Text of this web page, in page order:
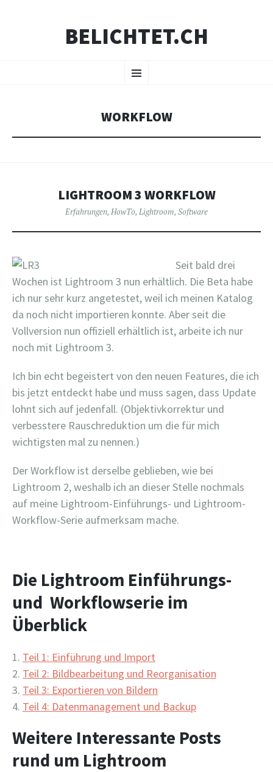
BELICHTET.CH
Menü
INHALT
WORKFLOW
LIGHTROOM 3 WORKFLOW
Erfahrungen, HowTo, Lightroom, Software
Seit bald drei
Wochen ist Lightroom 3 nun erhältlich. Die Beta habe
ich nur sehr kurz angetestet, weil ich meinen Katalog
da noch nicht importieren konnte. Aber seit die
Vollversion nun offiziell erhältlich ist, arbeite ich nur
noch mit Lightroom 3.
Ich bin echt begeistert von den neuen Features, die ich
bis jetzt entdeckt habe und muss sagen, dass Update
lohnt sich auf jedenfall. (Objektivkorrektur und
verbesstere Rauschreduktion um die für mich
wichtigsten mal zu nennen.)
Der Workflow ist derselbe geblieben, wie bei
Lightroom 2, weshalb ich an dieser Stelle nochmals
auf meine Lightroom-Einführungs- und Lightroom-
Workflow-Serie aufmerksam mache.
Die Lightroom Einführungs-
und Workflowserie im
Überblick
Teil 1: Einführung und Import
Teil 2: Bildbearbeitung und Reorganisation
Teil 3: Exportieren von Bildern
Teil 4: Datenmanagement und Backup
Weitere Interessante Posts
rund um Lightroom